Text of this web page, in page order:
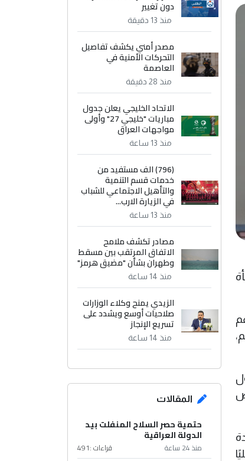
المفاجأة
دون تغيير
منذ 13 دقيقة
مصدر أمني يكشف تفاصيل
التحركات الأمنية في
العاصمة
منذ 28 دقيقة
الاتحاد الخليجي يعلن جدول
مباريات "خليجي 27" وأولى
مواجهات العراق
منذ 13 ساعة
(796) الف مستفيد من
خدمات قسم التنمية
والتأهيل الاجتماعي للشباب
في الزيارة الارب...
منذ 13 ساعة
مصادر تكشف ملامح
الاتفاق المرتقب بين مسقط
وطهران بشأن "مضيق هرمز"
منذ 14 ساعة
الزيدي يمنح وكلاء الوزارات
صلاحيات أوسع ويشدد على
تسريع الإنجاز
منذ 14 ساعة
المقالات
حتمية حصر السلاح المنفلت بيد
الدولة العراقية
منذ 24 ساعة قراءات :491